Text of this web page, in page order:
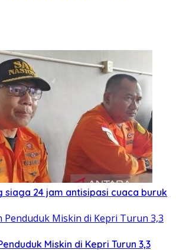
siaga 24 jam antisipasi cuaca buruk
Miskin di Kepri Turun 3,3